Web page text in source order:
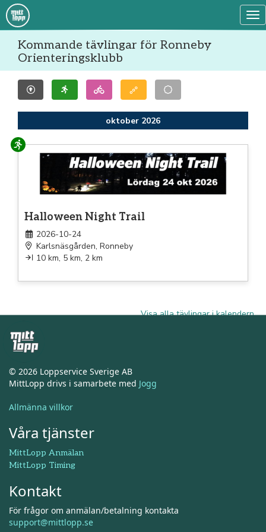
Kommande tävlingar för Ronneby
Orienteringsklubb
oktober 2026
Löpning
Halloween Night Trail
2026-10-24
Karlsnäsgården, Ronneby
10 km, 5 km, 2 km
Visa alla tävlingar i kalendern
© 2026 Loppservice Sverige AB
MittLopp drivs i samarbete med Jogg
Allmänna villkor
Våra tjänster
MittLopp Anmälan
MittLopp Timing
Kontakt
För frågor om anmälan/betalning kontakta
support@mittlopp.se